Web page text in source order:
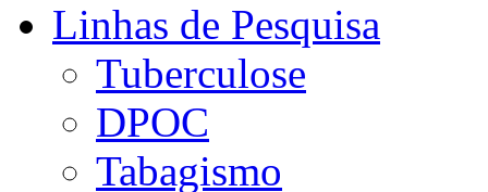
Linhas de Pesquisa
Tuberculose
DPOC
Tabagismo